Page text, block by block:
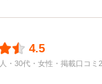
4.5
・30代・女性・掲載口コミ